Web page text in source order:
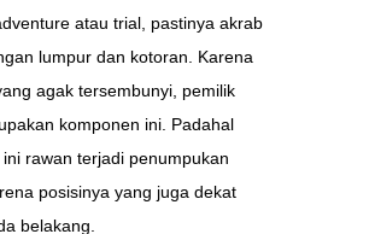
atau trial, pastinya akrab
lumpur dan kotoran. Karena
agak tersembunyi, pemilik
komponen ini. Padahal
rawan terjadi penumpukan
posisinya yang juga dekat
belakang.